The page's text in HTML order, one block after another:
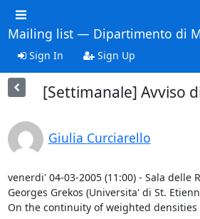
Mailing list — Dipartimento di
Sign In Sign Up
[Settimanale] Avviso
Giulia Curciarello
venerdi' 04-03-2005 (11:00) - Sala delle
Georges Grekos (Universita' di St.
On the continuity of weighted densities